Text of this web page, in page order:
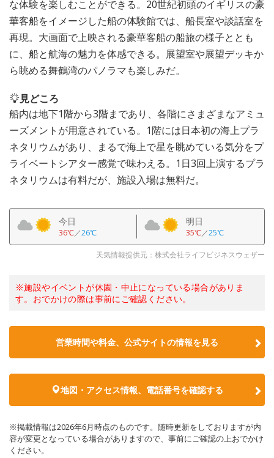
な体験を楽しむことができる。20世紀初頭のイギリスの豪
華客船をイメージした船の体験館では、船長室や談話室を
再現。大画面で上映される豪華客船の船旅の様子ととも
に、船と航海の魅力を体感できる。展望室や展望デッキか
ら眺める舞鶴湾のパノラマも楽しみだ。
見どころ
船内は地下1階から3階まであり、各階にさまざまなアミュ
ーズメントが用意されている。1階には日本初の海上プラ
ネタリウムがあり、まるで海上で星を眺めている気分をプ
ライベートシアター感覚で味わえる。1日3回上演するプラ
ネタリウムは有料だが、施設入場は無料だ。
今日
36℃／26℃
明日
35℃／25℃
天気情報提供元：株式会社ライフビジネスウェザー
※施設やイベントが休園・中止になっている場合がありま
す。おでかけの際は事前にご確認ください。
営業時間や料金、公式サイトの情報を見る
地図・アクセス情報、電話番号を確認する
※掲載情報は2026年6月時点のものです。随時更新をしておりますが内
容が変更となっている場合がありますので、事前にご確認の上おでかけ
ください。